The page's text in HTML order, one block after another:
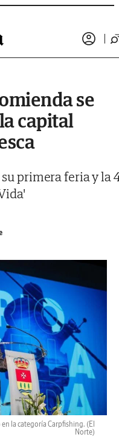
se
capital
primera feria y la
la categoría Carpfishing. (El
Norte)